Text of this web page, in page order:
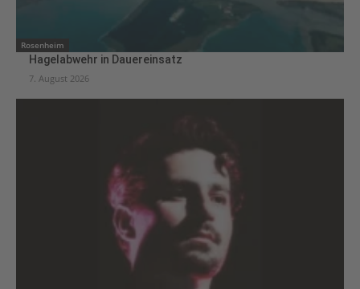
Rosenheim
Hagelabwehr in Dauereinsatz
7. August 2026